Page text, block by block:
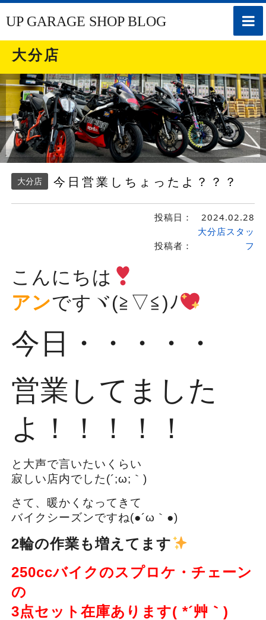
toggle
UP GARAGE SHOP BLOG
大分店
大分店 今日営業しちょったよ？？？
投稿日： 2024.02.28
投稿者：
大分店スタッ
フ
こんにちは
アンですヾ(≧▽≦)ﾉ
今日・・・・・
営業してました
よ！！！！！
と大声で言いたいくらい
寂しい店内でした(´;ω;｀)
さて、暖かくなってきて
バイクシーズンですね(●´ω｀●)
2輪の作業も増えてます
250ccバイクのスプロケ・チェーン
の
3点セット在庫あります( *´艸｀)